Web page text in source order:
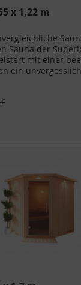
x 1,22 m
Sauna der
mit einer
ein